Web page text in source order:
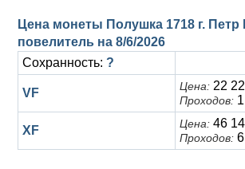
Цена монеты Полушка 1718 г. Петр
повелитель на 8/6/2026
Сохранность: ?
VF Цена: 22
Проходов: 1
XF Цена: 46
Проходов: 6